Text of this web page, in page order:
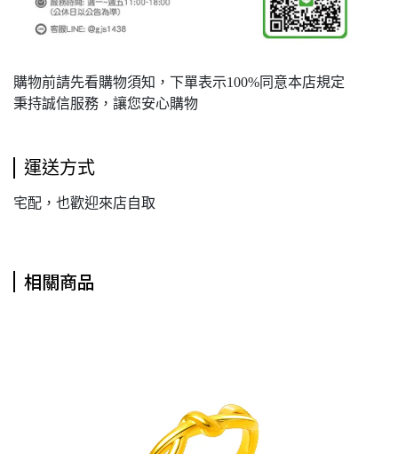
購物前請先看購物須知，下單表示100%同意本店規定
秉持誠信服務，讓您安心購物
運送方式
宅配，也歡迎來店自取
相關商品